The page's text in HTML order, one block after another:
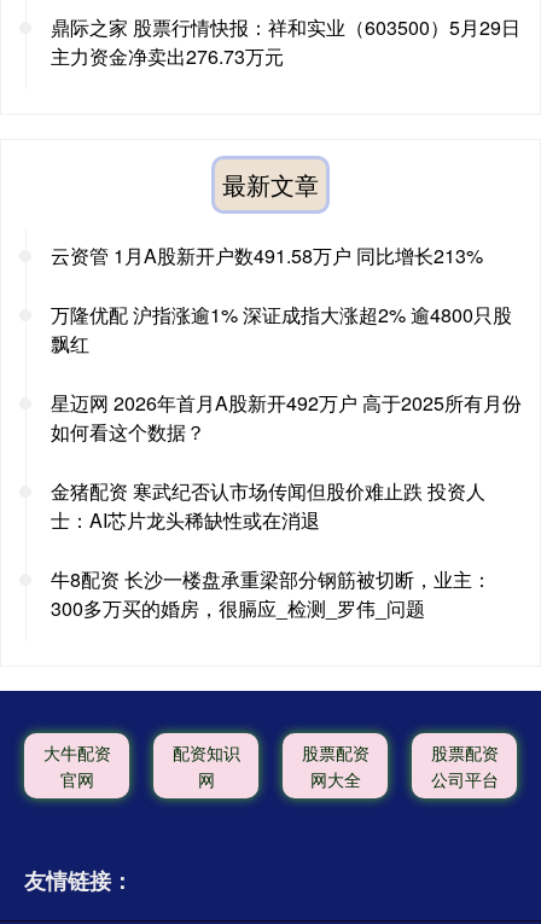
鼎际之家 股票行情快报：祥和实业（603500）5月29日
主力资金净卖出276.73万元
最新文章
云资管 1月A股新开户数491.58万户 同比增长213%
万隆优配 沪指涨逾1% 深证成指大涨超2% 逾4800只股
飘红
星迈网 2026年首月A股新开492万户 高于2025所有月份
如何看这个数据？
金猪配资 寒武纪否认市场传闻但股价难止跌 投资人
士：AI芯片龙头稀缺性或在消退
牛8配资 长沙一楼盘承重梁部分钢筋被切断，业主：
300多万买的婚房，很膈应_检测_罗伟_问题
大牛配资
官网
配资知识
网
股票配资
网大全
股票配资
公司平台
友情链接：